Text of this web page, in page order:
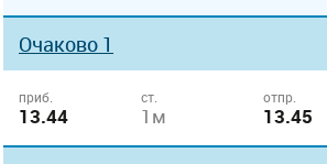
Очаково 1
приб.
13.44
ст.
1м
отпр.
13.45